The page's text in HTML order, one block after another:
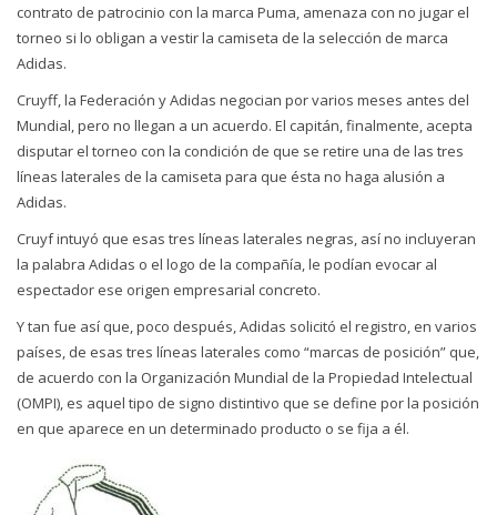
contrato de patrocinio con la marca Puma, amenaza con no jugar el
torneo si lo obligan a vestir la camiseta de la selección de marca
Adidas.
Cruyff, la Federación y Adidas negocian por varios meses antes del
Mundial, pero no llegan a un acuerdo. El capitán, finalmente, acepta
disputar el torneo con la condición de que se retire una de las tres
líneas laterales de la camiseta para que ésta no haga alusión a
Adidas.
Cruyf intuyó que esas tres líneas laterales negras, así no incluyeran
la palabra Adidas o el logo de la compañía, le podían evocar al
espectador ese origen empresarial concreto.
Y tan fue así que, poco después, Adidas solicitó el registro, en varios
países, de esas tres líneas laterales como “marcas de posición” que,
de acuerdo con la Organización Mundial de la Propiedad Intelectual
(OMPI), es aquel tipo de signo distintivo que se define por la posición
en que aparece en un determinado producto o se fija a él.